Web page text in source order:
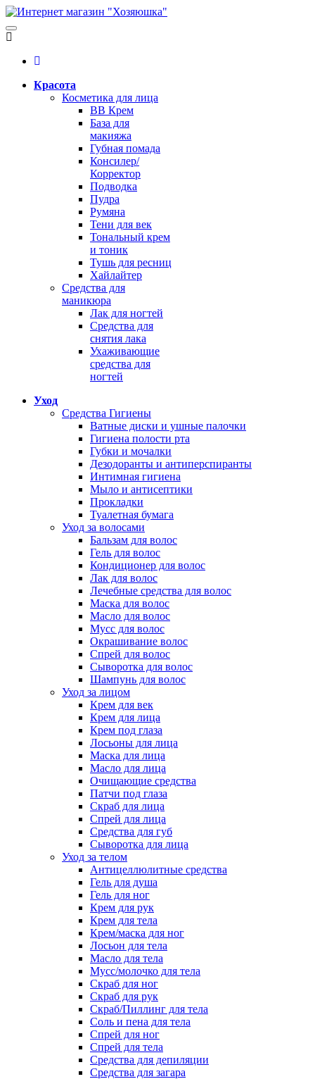
Красота
Косметика для лица
BB Крем
База для
макияжа
Губная помада
Консилер/
Корректор
Подводка
Пудра
Румяна
Тени для век
Тональный крем
и тоник
Тушь для ресниц
Хайлайтер
Средства для
маникюра
Лак для ногтей
Средства для
снятия лака
Ухаживающие
средства для
ногтей
Уход
Средства Гигиены
Ватные диски и ушные палочки
Гигиена полости рта
Губки и мочалки
Дезодоранты и антиперспиранты
Интимная гигиена
Мыло и антисептики
Прокладки
Туалетная бумага
Уход за волосами
Бальзам для волос
Гель для волос
Кондиционер для волос
Лак для волос
Лечебные средства для волос
Маска для волос
Масло для волос
Мусс для волос
Окрашивание волос
Спрей для волос
Сыворотка для волос
Шампунь для волос
Уход за лицом
Крем для век
Крем для лица
Крем под глаза
Лосьоны для лица
Маска для лица
Масло для лица
Очищающие средства
Патчи под глаза
Скраб для лица
Спрей для лица
Средства для губ
Сыворотка для лица
Уход за телом
Антицеллюлитные средства
Гель для душа
Гель для ног
Крем для рук
Крем для тела
Крем/маска для ног
Лосьон для тела
Масло для тела
Мусс/молочко для тела
Скраб для ног
Скраб для рук
Скраб/Пиллинг для тела
Соль и пена для тела
Спрей для ног
Спрей для тела
Средства для депиляции
Средства для загара